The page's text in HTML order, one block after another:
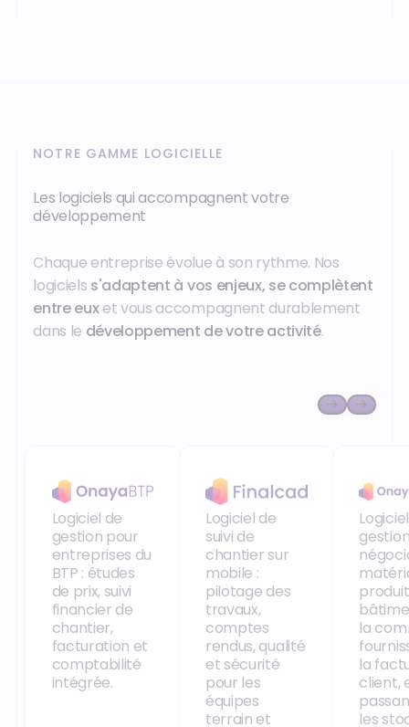
NOTRE GAMME LOGICIELLE
Les logiciels qui accompagnent votre
développement
Chaque entreprise évolue à son rythme. Nos
logiciels s'adaptent à vos enjeux, se complètent
entre euxet vous accompagnent durablement
dans le développement de votre activité.
Logiciel de
gestion pour
entreprises du
BTP : études
de prix, suivi
financier de
chantier,
facturation et
comptabilité
intégrée.
Finalcad
Logiciel de
suivi de
chantier sur
mobile :
pilotage des
travaux,
comptes
rendus, qualité
et sécurité
pour les
équipes
terrain et
la
la
client,
les